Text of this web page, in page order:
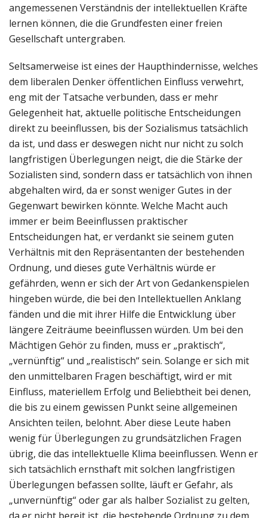
angemessenen Verständnis der intellektuellen Kräfte
lernen können, die die Grundfesten einer freien
Gesellschaft untergraben.
Seltsamerweise ist eines der Haupthindernisse, welches
dem liberalen Denker öffentlichen Einfluss verwehrt,
eng mit der Tatsache verbunden, dass er mehr
Gelegenheit hat, aktuelle politische Entscheidungen
direkt zu beeinflussen, bis der Sozialismus tatsächlich
da ist, und dass er deswegen nicht nur nicht zu solch
langfristigen Überlegungen neigt, die die Stärke der
Sozialisten sind, sondern dass er tatsächlich von ihnen
abgehalten wird, da er sonst weniger Gutes in der
Gegenwart bewirken könnte. Welche Macht auch
immer er beim Beeinflussen praktischer
Entscheidungen hat, er verdankt sie seinem guten
Verhältnis mit den Repräsentanten der bestehenden
Ordnung, und dieses gute Verhältnis würde er
gefährden, wenn er sich der Art von Gedankenspielen
hingeben würde, die bei den Intellektuellen Anklang
fänden und die mit ihrer Hilfe die Entwicklung über
längere Zeiträume beeinflussen würden. Um bei den
Mächtigen Gehör zu finden, muss er „praktisch“,
„vernünftig“ und „realistisch“ sein. Solange er sich mit
den unmittelbaren Fragen beschäftigt, wird er mit
Einfluss, materiellem Erfolg und Beliebtheit bei denen,
die bis zu einem gewissen Punkt seine allgemeinen
Ansichten teilen, belohnt. Aber diese Leute haben
wenig für Überlegungen zu grundsätzlichen Fragen
übrig, die das intellektuelle Klima beeinflussen. Wenn er
sich tatsächlich ernsthaft mit solchen langfristigen
Überlegungen befassen sollte, läuft er Gefahr, als
„unvernünftig“ oder gar als halber Sozialist zu gelten,